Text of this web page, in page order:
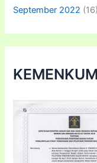
September 2022 (16)